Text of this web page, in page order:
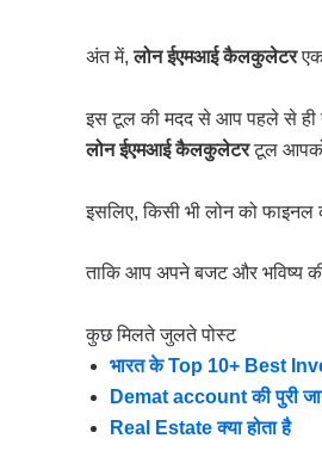
अंत में,लोन ईएमआई कैलकुलेटरएक
इस टूल की मदद से आप पहले से
लोन ईएमआई कैलकुलेटरटूल आपको
इसलिए, किसी भी लोन को
ताकि आप अपने बजट और भविष्य
कुछ मिलते जुलते पोस्ट
भारत के Top 10+ Best
Demat account की पुरी
Real Estate क्या होता है